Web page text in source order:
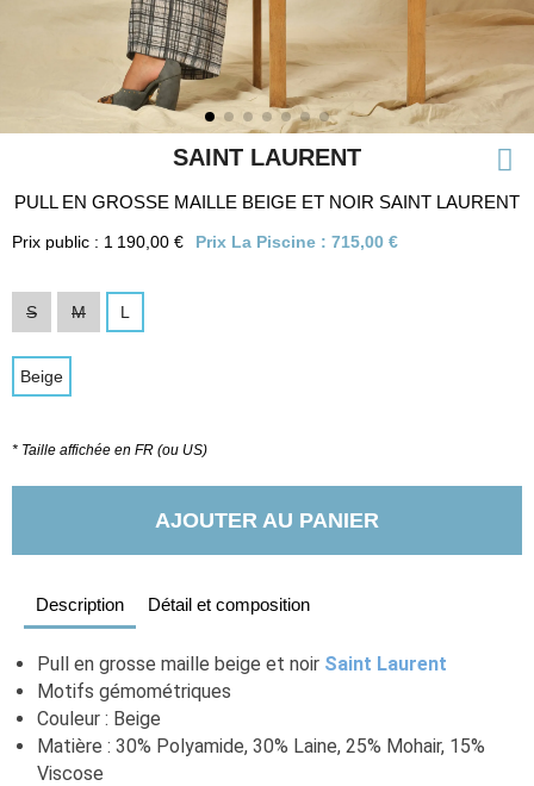
SAINT LAURENT
PULL EN GROSSE MAILLE BEIGE ET NOIR SAINT LAURENT
Prix public : 1 190,00 € Prix La Piscine : 715,00 €
S M L
Beige
* Taille affichée en FR (ou US)
AJOUTER AU PANIER
Description Détail et composition
Pull en grosse maille beige et noir Saint Laurent
Motifs gémométriques
Couleur : Beige
Matière : 30% Polyamide, 30% Laine, 25% Mohair, 15%
Viscose